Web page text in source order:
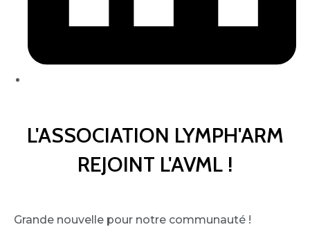
L'ASSOCIATION LYMPH'ARM
REJOINT L'AVML !
Grande nouvelle pour notre communauté !